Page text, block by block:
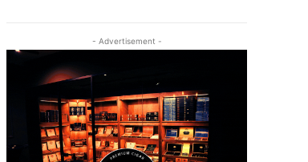
- Advertisement -